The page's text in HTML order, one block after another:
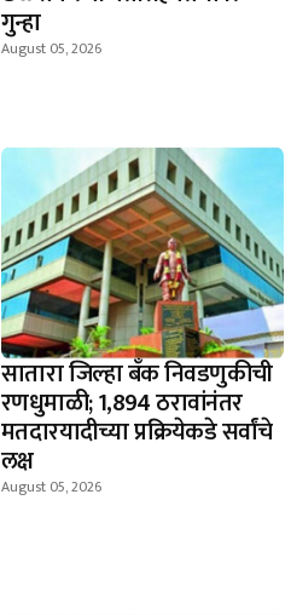
गुन्हा
August 05, 2026
सातारा जिल्हा बँक निवडणुकीची
रणधुमाळी; 1,894 ठरावांनंतर
मतदारयादीच्या प्रक्रियेकडे सर्वांचे
लक्ष
August 05, 2026